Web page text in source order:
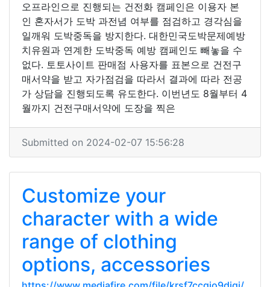
오프라인으로 진행되는 건전화 캠페인은 이용자 본
인 혼자서가 도박 과전념 여부를 점검하고 경각심을
일깨워 도박중독을 방지한다. 대한민국도박문제예방
치유원과 연계한 도박중독 예방 캠페인도 빼놓을 수
없다. 토토사이트 판매점 사용자를 표본으로 건전구
매서약을 받고 자가점검을 따라서 결과에 따라 전공
가 상담을 진행되도록 유도한다. 이번년도 8월부터 4
월까지 건전구매서약에 도장을 찍은
Submitted on 2024-02-07 15:56:28
Customize your
character with a wide
range of clothing
options, accessories